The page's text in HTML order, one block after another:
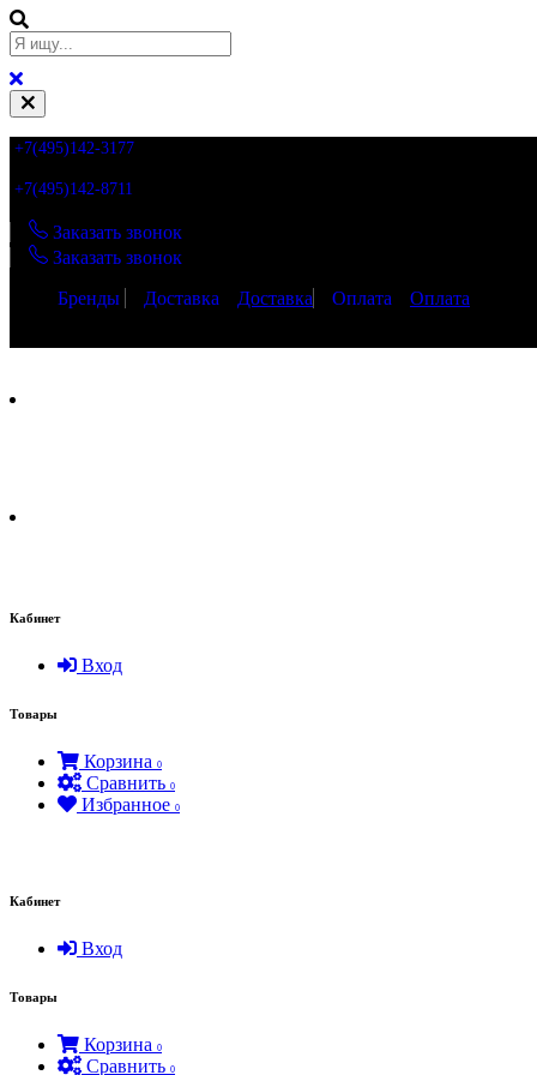
+7(495)142-3177
+7(495)142-8711
Заказать звонок
Заказать звонок
Бренды
Доставка Доставка Оплата
Оплата
Кабинет
Вход
Товары
Корзина 0
Сравнить 0
Избранное 0
Кабинет
Вход
Товары
Корзина 0
Сравнить 0